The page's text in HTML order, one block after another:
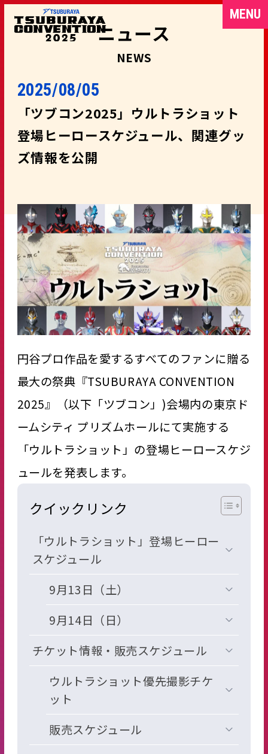
MENU
ニュース
NEWS
2025/08/05
「ツブコン2025」ウルトラショット
登場ヒーロースケジュール、関連グッ
ズ情報を公開
円谷プロ作品を愛するすべてのファンに贈る
最大の祭典『TSUBURAYA CONVENTION
2025』（以下「ツブコン」)会場内の東京ド
ームシティ プリズムホールにて実施する
「ウルトラショット」の登場ヒーロースケジ
ュールを発表します。
クイックリンク
「ウルトラショット」登場ヒーロー
スケジュール
9月13日（土）
9月14日（日）
チケット情報・販売スケジュール
ウルトラショット優先撮影チケ
ット
販売スケジュール